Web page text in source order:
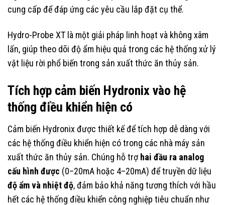
cung cấp để đáp ứng các yêu cầu lắp đặt cụ thể.
Hydro-Probe XT là một giải pháp linh hoạt và không xâm
lấn, giúp theo dõi độ ẩm hiệu quả trong các hệ thống xử lý
vật liệu rời phổ biến trong sản xuất thức ăn thủy sản.
Tích hợp cảm biến Hydronix vào hệ
thống điều khiển hiện có
Cảm biến Hydronix được thiết kế để tích hợp dễ dàng với
các hệ thống điều khiển hiện có trong các nhà máy sản
xuất thức ăn thủy sản. Chúng hỗ trợhai đầu ra analog
cấu hình được (0–20mA hoặc 4–20mA) để truyền dữ liệu
độ ẩm và nhiệt độ, đảm bảo khả năng tương thích với hầu
hết các hệ thống điều khiển công nghiệp tiêu chuẩn như